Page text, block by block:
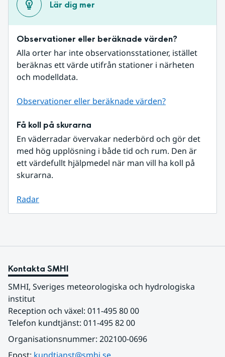
Lär dig mer
Observationer eller beräknade värden?
Alla orter har inte observationsstationer, istället
beräknas ett värde utifrån stationer i närheten
och modelldata.
Observationer eller beräknade värden?
Få koll på skurarna
En väderradar övervakar nederbörd och gör det
med hög upplösning i både tid och rum. Den är
ett värdefullt hjälpmedel när man vill ha koll på
skurarna.
Radar
Kontakta SMHI
SMHI, Sveriges meteorologiska och hydrologiska
institut
Reception och växel: 011-495 80 00
Telefon kundtjänst: 011-495 82 00
Organisationsnummer: 202100-0696